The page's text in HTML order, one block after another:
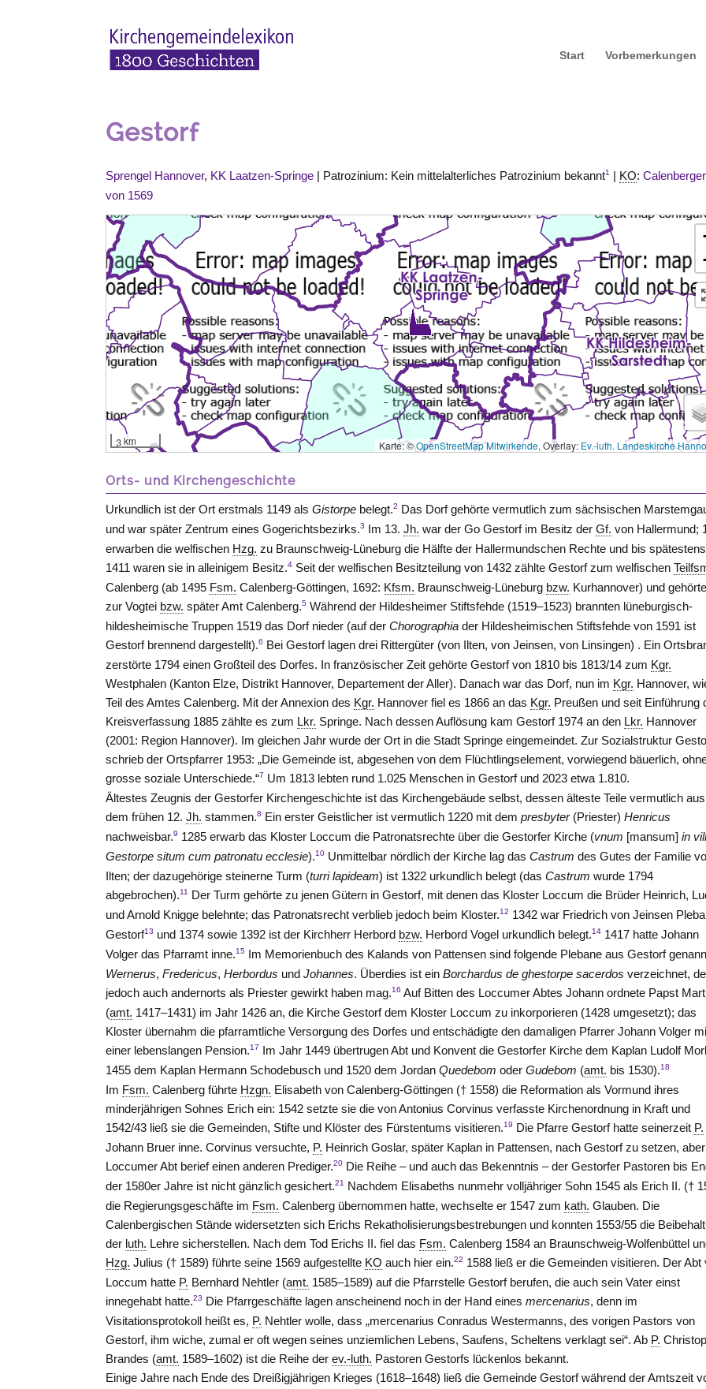
Start Vorbemerkungen
Gestorf
Sprengel Hannover, KK Laatzen-Springe | Patrozinium: Kein mittelalterliches Patrozinium bekannt1 | KO:
von 1569
3 km Karte: ©OpenStreetMap Mitwirkende, Overlay: Ev.-luth. Landeskirche
Orts- und Kirchengeschichte
Urkundlich ist der Ort erstmals 1149 alsGistorpe belegt.2 Das Dorf gehörte vermutlich zum sächsischen
und war später Zentrum eines Gogerichtsbezirks.3 Im 13.Jh. war der GoGestorfim Besitz derGf. von Hallermund;
erwarben die welfischen Hzg. zu Braunschweig-Lüneburg die Hälfte der Hallermundschen Rechte und bis spätestens
1411 waren sie in alleinigem Besitz.4 Seit der welfischen Besitzteilung von 1432 zählte Gestorf zum welfischen
Calenberg (ab 1495 Fsm. Calenberg-Göttingen, 1692: Kfsm. Braunschweig-Lüneburg bzw. Kurhannover) und
zur Vogtei bzw. später AmtCalenberg.5 Während der Hildesheimer Stiftsfehde (1519–1523) brannten lüneburgisch-
hildesheimische Truppen 1519 das Dorf nieder (auf derChorographiader Hildesheimischen Stiftsfehde von 1591 ist
Gestorf brennend dargestellt).6 Bei Gestorf lagen drei Rittergüter (von Ilten, von Jeinsen, von Linsingen) . Ein
zerstörte 1794 einen Großteil des Dorfes. In französischer Zeit gehörte Gestorf von 1810 bis 1813/14 zum Kgr.
Westphalen (Kanton Elze, Distrikt Hannover, Departement der Aller). Danach war das Dorf, nun im Kgr. Hannover,
Teil des AmtesCalenberg. Mit der Annexion des Kgr. Hannover fiel es 1866 an das Kgr. Preußen und seit Einführung
Kreisverfassung 1885 zählte es zum Lkr. Springe. Nach dessen Auflösung kam Gestorf 1974 an den Lkr. Hannover
(2001: Region Hannover). Im gleichen Jahr wurde der Ort in die Stadt Springe eingemeindet. Zur Sozialstruktur
schrieb der Ortspfarrer 1953: „Die Gemeinde ist, abgesehen von dem Flüchtlingselement, vorwiegend bäuerlich,
grosse soziale Unterschiede.“7 Um 1813 lebten rund 1.025 Menschen in Gestorf und 2023 etwa 1.810.
Ältestes Zeugnis der Gestorfer Kirchengeschichte ist das Kirchengebäude selbst, dessen älteste Teile vermutlich aus
dem frühen 12.Jh. stammen.8 Ein erster Geistlicher ist vermutlich 1220 mit dempresbyter(Priester)Henricus
nachweisbar.9 1285 erwarb das Kloster Loccum die Patronatsrechte über die Gestorfer Kirche (vnum [mansum]in
Gestorpe situm cum patronatu ecclesie).10 Unmittelbar nördlich der Kirche lag dasCastrum des Gutes der Familie
Ilten; der dazugehörige steinerne Turm (turri lapideam) ist 1322 urkundlich belegt (dasCastrum wurde 1794
abgebrochen).11 Der Turm gehörte zu jenen Gütern in Gestorf, mit denen das Kloster Loccum die Brüder Heinrich,
und Arnold Knigge belehnte; das Patronatsrecht verblieb jedoch beim Kloster.12 1342 war Friedrich vonJeinsen
Gestorf13 und 1374 sowie 1392 ist der Kirchherr Herbord bzw. Herbord Vogel urkundlich belegt.14 1417 hatte Johann
Volger das Pfarramt inne.15 Im Memorienbuch des Kalands von Pattensen sind folgende Plebane aus Gestorf
Wernerus,Fredericus,Herbordus undJohannes. Überdies ist einBorchardus de ghestorpe sacerdos verzeichnet,
jedoch auch andernorts als Priester gewirkt haben mag.16 Auf Bitten des Loccumer Abtes Johann ordnete Papst
(amt. 1417–1431) im Jahr 1426 an, die Kirche Gestorf dem Kloster Loccum zu inkorporieren (1428 umgesetzt); das
Kloster übernahm die pfarramtliche Versorgung des Dorfes und entschädigte den damaligen Pfarrer Johann Volger
einer lebenslangen Pension.17 Im Jahr 1449 übertrugen Abt und Konvent die Gestorfer Kirche dem Kaplan Ludolf
1455 dem Kaplan Hermann Schodebusch und 1520 dem JordanQuedebom oderGudebom (amt. bis 1530).18
Im Fsm. Calenberg führte Hzgn. Elisabeth vonCalenberg-Göttingen († 1558) die Reformation als Vormund ihres
minderjährigen Sohnes Erich ein: 1542 setzte sie die von Antonius Corvinus verfasste Kirchenordnung in Kraft und
1542/43 ließ sie die Gemeinden, Stifte und Klöster des Fürstentums visitieren.19 Die Pfarre Gestorf hatte seinerzeit P.
Johann Bruer inne. Corvinus versuchte, P. Heinrich Goslar, später Kaplan in Pattensen, nach Gestorf zu setzen,
Loccumer Abt berief einen anderen Prediger.20 Die Reihe – und auch das Bekenntnis – der Gestorfer Pastoren bis
der 1580er Jahre ist nicht gänzlich gesichert.21
Nachdem Elisabeths nunmehr volljähriger Sohn 1545 als Erich II. (†
die Regierungsgeschäfte im Fsm. Calenberg übernommen hatte, wechselte er 1547 zum kath. Glauben. Die
Calenbergischen Stände widersetzten sich Erichs Rekatholisierungsbestrebungen und konnten 1553/55 die
der luth. Lehre sicherstellen. Nach dem Tod Erichs II. fiel das Fsm. Calenberg 1584 an Braunschweig-Wolfenbüttel
Hzg. Julius († 1589) führte seine 1569 aufgestellte KO auch hier ein.22 1588 ließ er die Gemeinden visitieren. Der Abt
Loccum hatte P. Bernhard Nehtler (amt. 1585–1589) auf die Pfarrstelle Gestorf berufen, die auch sein Vater einst
innegehabt hatte.23 Die Pfarrgeschäfte lagen anscheinend noch in der Hand einesmercenarius, denn im
Visitationsprotokoll heißt es, P. Nehtler wolle, dass „mercenarius Conradus Westermanns, des vorigen Pastors von
Gestorf, ihm wiche, zumal er oft wegen seines unziemlichen Lebens, Saufens, Scheltens verklagt sei“. Ab P.
Brandes (amt. 1589–1602) ist die Reihe derev.-luth. Pastoren Gestorfs lückenlos bekannt.
Einige Jahre nach Ende des Dreißigjährigen Krieges (1618–1648) ließ die Gemeinde Gestorf während der Amtszeit